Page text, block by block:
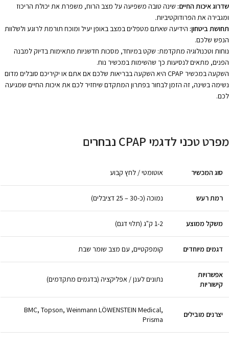
שדרוג איכות החיים: שינה טובה משפיעה על מצב הרוח, משפרת את יכולת הריכוז
ומגבירה את הפרודוקטיביות.
תחושת ביטחון: הידיעה שאתם מטפלים במצב באופן יעיל ומוכח תורמת לרוגע ולשלוות
הנפש שלכם.
נוחות וטכנולוגיה מתקדמת: שקט במיוחד, מסכות חדשניות מתאימות בדיוק למבנה
הפנים, מתאים לנסיעות כך שהשימות במכשיר נוח.
השקעה במכשיר CPAP היא השקעה בבריאות שלכם אם אתם או יקיריכם סובלים מדום
נשימה בשינה, זה הזמן לבחור בפתרון המתקדם שיחזיר לכם את איכות החיים שמגיעה
לכם.
מפרט טכני לדגמי CPAP נבחרים
סוג המכשיר אוטומטי / לחץ קבוע
רמת רעש נמוכה (כ-30 – 25 דציבלים)
משקל ממוצע 1-2 ק"ג (תלוי דגם)
דגמים מיוחדים קומפקטיים, עם מצב שומר שבת
אפשרויות
קישוריות
נתונים לענן / אפליקציה (בדגמים מתקדמים)
יצרנים מובילים
BMC, Topson, Weinmann LÖWENSTEIN Medical,
Prisma